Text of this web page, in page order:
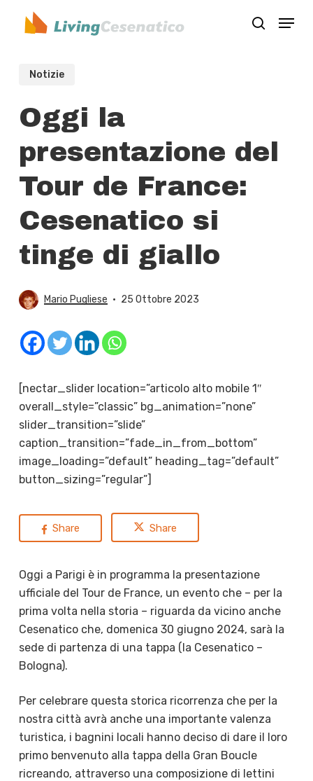
search
Menu
Notizie
Oggi la
presentazione del
Tour de France:
Cesenatico si
tinge di giallo
Mario Pugliese 25 Ottobre 2023
[nectar_slider location=”articolo alto mobile 1″
overall_style=”classic” bg_animation=”none”
slider_transition=”slide”
caption_transition=”fade_in_from_bottom”
image_loading=”default” heading_tag=”default”
button_sizing=”regular”]
Share Share
Oggi a Parigi è in programma la presentazione
ufficiale del Tour de France, un evento che – per la
prima volta nella storia – riguarda da vicino anche
Cesenatico che, domenica 30 giugno 2024, sarà la
sede di partenza di una tappa (la Cesenatico –
Bologna).
Per celebrare questa storica ricorrenza che per la
nostra città avrà anche una importante valenza
turistica, i bagnini locali hanno deciso di dare il loro
primo benvenuto alla tappa della Gran Boucle
ricreando, attraverso una composizione di lettini